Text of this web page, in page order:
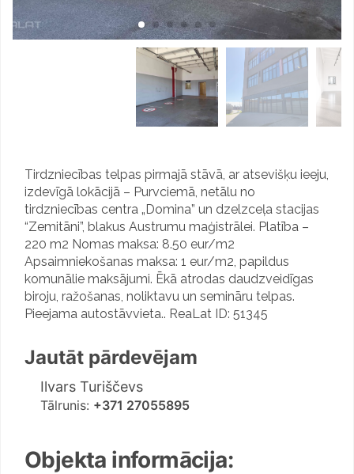
Tirdzniecības telpas pirmajā stāvā, ar atsevišķu ieeju,
izdevīgā lokācijā – Purvciemā, netālu no
tirdzniecības centra „Domina” un dzelzceļa stacijas
“Zemitāni”, blakus Austrumu maģistrālei. Platība –
220 m2 Nomas maksa: 8.50 eur/m2
Apsaimniekošanas maksa: 1 eur/m2, papildus
komunālie maksājumi. Ēkā atrodas daudzveidīgas
biroju, ražošanas, noliktavu un semināru telpas.
Pieejama autostāvvieta.. ReaLat ID: 51345
Jautāt pārdevējam
Ilvars Turiščevs
Tālrunis: +371 27055895
Objekta informācija:
SEB banka Dominas filiāle
Citadele, KAC "Domina"